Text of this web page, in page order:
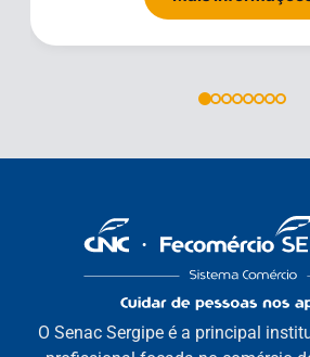
O Senac Sergipe é a principal